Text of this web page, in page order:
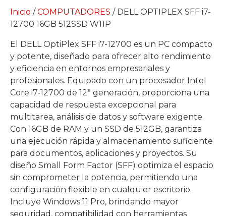
Inicio /COMPUTADORES / DELL OPTIPLEX SFF i7-
12700 16GB 512SSD W11P
El DELL OptiPlex SFF i7-12700 es un PC compacto
y potente, diseñado para ofrecer alto rendimiento
y eficiencia en entornos empresariales y
profesionales. Equipado con un procesador Intel
Core i7-12700 de 12ª generación, proporciona una
capacidad de respuesta excepcional para
multitarea, análisis de datos y software exigente.
Con 16GB de RAM y un SSD de 512GB, garantiza
una ejecución rápida y almacenamiento suficiente
para documentos, aplicaciones y proyectos. Su
diseño Small Form Factor (SFF) optimiza el espacio
sin comprometer la potencia, permitiendo una
configuración flexible en cualquier escritorio.
Incluye Windows 11 Pro, brindando mayor
seguridad, compatibilidad con herramientas